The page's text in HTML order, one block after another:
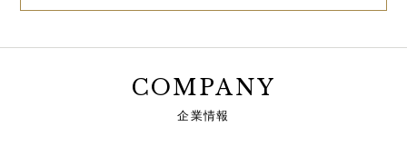
COMPANY
企業情報